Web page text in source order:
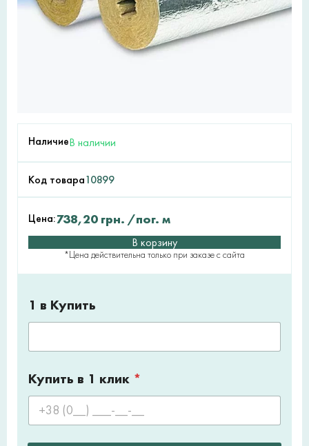
НаличиеВ наличии
Код товара10899
Цена:738,20 грн. /пог. м
В корзину
*Цена действительна только при заказе с сайта
1 в Купить
Купить в 1 клик *